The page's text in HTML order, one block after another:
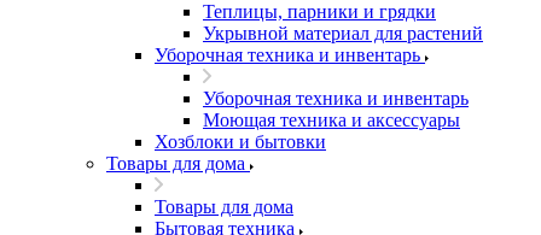
Теплицы, парники и грядки
Укрывной материал для растений
Уборочная техника и инвентарь
Уборочная техника и инвентарь
Моющая техника и аксессуары
Хозблоки и бытовки
Товары для дома
Товары для дома
Бытовая техника